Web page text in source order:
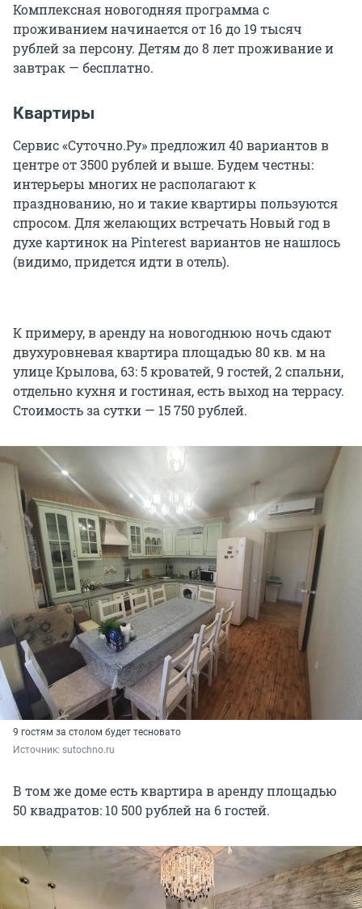
Комплексная новогодняя программа с
проживанием начинается от 16 до 19 тысяч
рублей за персону. Детям до 8 лет проживание и
завтрак — бесплатно.
Квартиры
Сервис «Суточно.Ру» предложил 40 вариантов в
центре от 3500 рублей и выше. Будем честны:
интерьеры многих не располагают к
празднованию, но и такие квартиры пользуются
спросом. Для желающих встречать Новый год в
духе картинок на Pinterest вариантов не нашлось
(видимо, придется идти в отель).
К примеру, в аренду на новогоднюю ночь сдают
двухуровневая квартира площадью 80 кв. м на
улице Крылова, 63: 5 кроватей, 9 гостей, 2 спальни,
отдельно кухня и гостиная, есть выход на террасу.
Стоимость за сутки — 15 750 рублей.
9 гостям за столом будет тесновато
Источник: sutochno.ru
В том же доме есть квартира в аренду площадью
50 квадратов: 10 500 рублей на 6 гостей.